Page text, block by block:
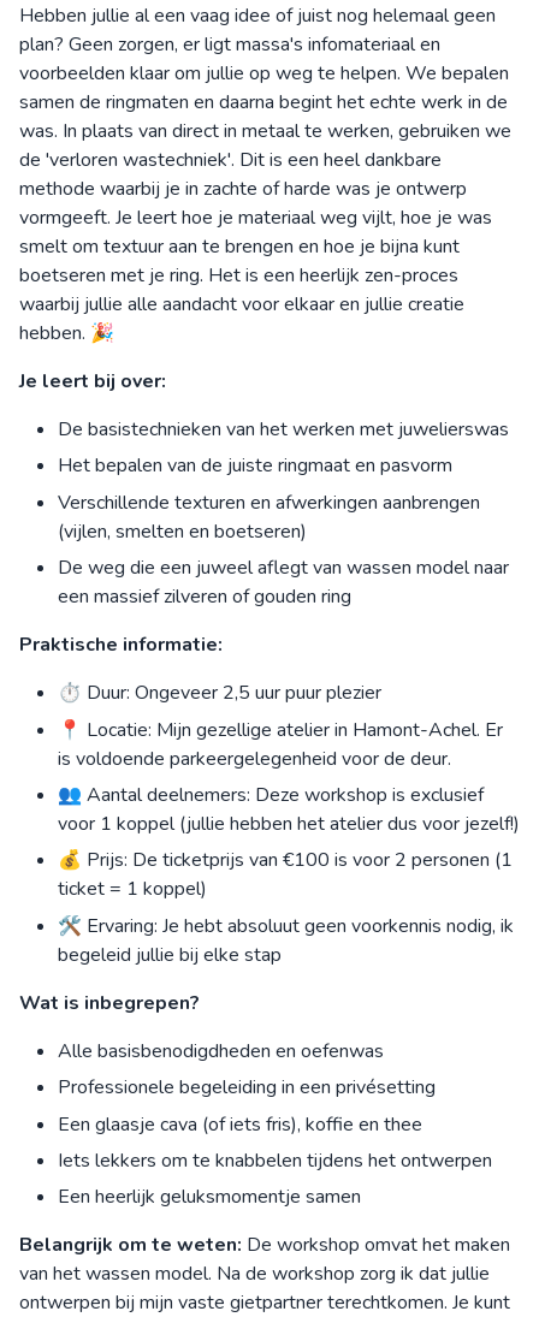
Hebben jullie al een vaag idee of juist nog helemaal geen
plan? Geen zorgen, er ligt massa's infomateriaal en
voorbeelden klaar om jullie op weg te helpen. We bepalen
samen de ringmaten en daarna begint het echte werk in de
was. In plaats van direct in metaal te werken, gebruiken we
de 'verloren wastechniek'. Dit is een heel dankbare
methode waarbij je in zachte of harde was je ontwerp
vormgeeft. Je leert hoe je materiaal weg vijlt, hoe je was
smelt om textuur aan te brengen en hoe je bijna kunt
boetseren met je ring. Het is een heerlijk zen-proces
waarbij jullie alle aandacht voor elkaar en jullie creatie
hebben. 🎉
Je leert bij over:
De basistechnieken van het werken met juwelierswas
Het bepalen van de juiste ringmaat en pasvorm
Verschillende texturen en afwerkingen aanbrengen
(vijlen, smelten en boetseren)
De weg die een juweel aflegt van wassen model naar
een massief zilveren of gouden ring
Praktische informatie:
⏱ Duur: Ongeveer 2,5 uur puur plezier
📍 Locatie: Mijn gezellige atelier in Hamont-Achel. Er
is voldoende parkeergelegenheid voor de deur.
👥 Aantal deelnemers: Deze workshop is exclusief
voor 1 koppel (jullie hebben het atelier dus voor jezelf!)
💰 Prijs: De ticketprijs van €100 is voor 2 personen (1
ticket = 1 koppel)
🛠 Ervaring: Je hebt absoluut geen voorkennis nodig, ik
begeleid jullie bij elke stap
Wat is inbegrepen?
Alle basisbenodigdheden en oefenwas
Professionele begeleiding in een privésetting
Een glaasje cava (of iets fris), koffie en thee
Iets lekkers om te knabbelen tijdens het ontwerpen
Een heerlijk geluksmomentje samen
Belangrijk om te weten: De workshop omvat het maken
van het wassen model. Na de workshop zorg ik dat jullie
ontwerpen bij mijn vaste gietpartner terechtkomen. Je kunt